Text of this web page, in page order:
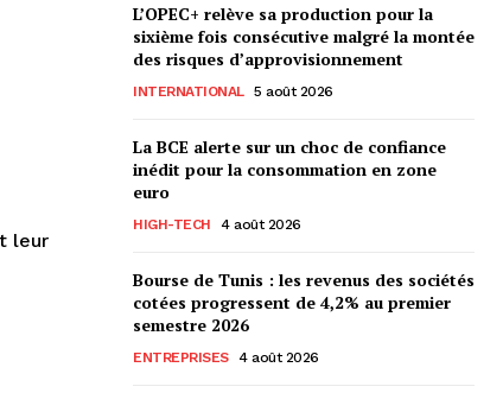
leur
L’OPEC+ relève sa production pour la
sixième fois consécutive malgré la montée
des risques d’approvisionnement
INTERNATIONAL 5 août 2026
La BCE alerte sur un choc de confiance
inédit pour la consommation en zone
euro
HIGH-TECH 4 août 2026
Bourse de Tunis : les revenus des sociétés
cotées progressent de 4,2% au premier
semestre 2026
ENTREPRISES 4 août 2026